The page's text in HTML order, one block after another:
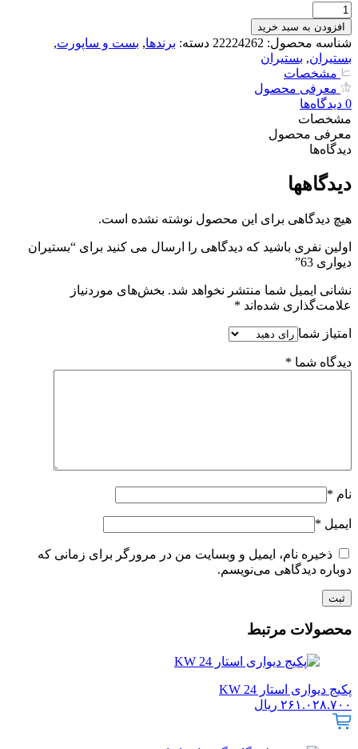
بستیران
دیواری
63
عدد
افزودن به سبد خرید
شناسه محصول: 22224262 دسته: برندها, بست و ساپورت,
بستیران, بستیران
مشخصات
معرفی محصول
0 دیدگاه‌‌ها
مشخصات
معرفی محصول
دیدگاه‌‌ها
دیدگاهها
هیچ دیدگاهی برای این محصول نوشته نشده است.
اولین نفری باشید که دیدگاهی را ارسال می کنید برای “بستیران
دیواری 63”
نشانی ایمیل شما منتشر نخواهد شد. بخش‌های موردنیاز
علامت‌گذاری شده‌اند *
امتیاز شما
دیدگاه شما *
نام *
ایمیل *
ذخیره نام، ایمیل و وبسایت من در مرورگر برای زمانی که
دوباره دیدگاهی می‌نویسم.
محصولات مرتبط
پکیج دیواری استار 24 KW
۲۶۱.۰۲۸.۷۰۰ ریال